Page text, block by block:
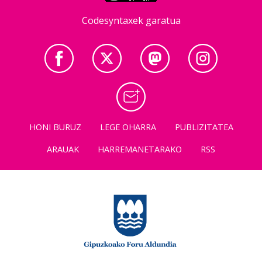
Codesyntaxek garatua
HONI BURUZ LEGE OHARRA
PUBLIZITATEA
ARAUAK
HARREMANETARAKO RSS